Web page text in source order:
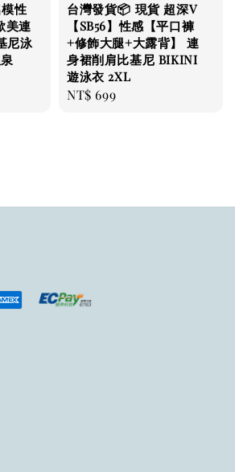
性
美連
尼泳
台灣發貨📦 現貨 超深V
【SB56】性感【平口褲
+修飾大腿+大露背】 連
身裙削肩比基尼 BIKINI
遊泳衣 2XL
Regular
NT$ 699